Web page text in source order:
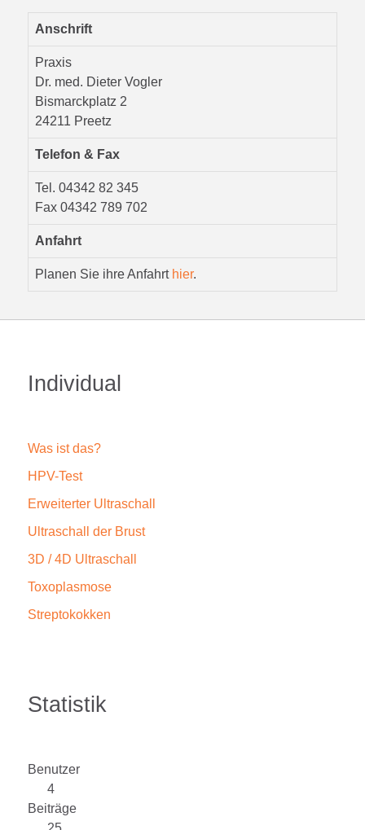
Anschrift
Praxis
Dr. med. Dieter Vogler
Bismarckplatz 2
24211 Preetz
Telefon & Fax
Tel. 04342 82 345
Fax 04342 789 702
Anfahrt
Planen Sie ihre Anfahrt hier.
Individual
Was ist das?
HPV-Test
Erweiterter Ultraschall
Ultraschall der Brust
3D / 4D Ultraschall
Toxoplasmose
Streptokokken
Statistik
Benutzer
4
Beiträge